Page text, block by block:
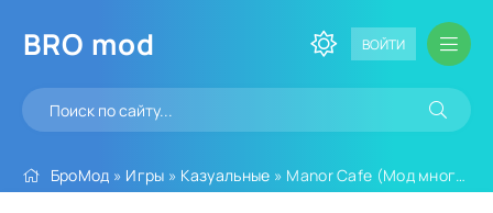
BRO mod ВОЙТИ
БроМод » Игры » Казуальные » Manor Cafe (Мод много денег)